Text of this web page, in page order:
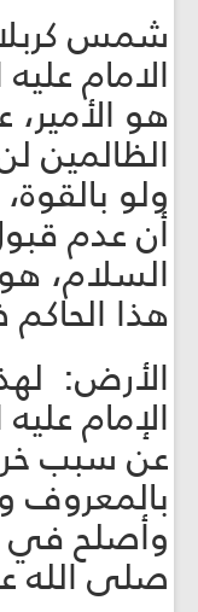
شمس
الامام
هو الأمير،
الظالمين
ولو
أن عدم
السلام،
هذا
الأرض:
الإمام
عن سبب
بالمعروف
وأصلح في
صلى الله